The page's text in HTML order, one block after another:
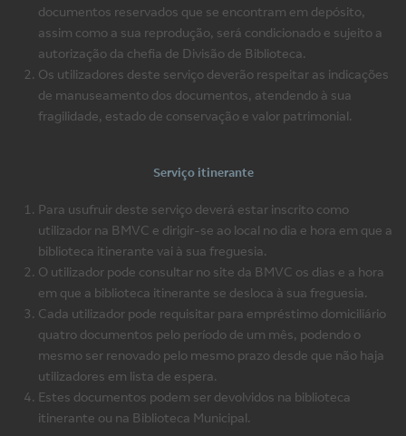
documentos reservados que se encontram em depósito,
assim como a sua reprodução, será condicionado e sujeito a
autorização da chefia de Divisão de Biblioteca.
Os utilizadores deste serviço deverão respeitar as indicações
de manuseamento dos documentos, atendendo à sua
fragilidade, estado de conservação e valor patrimonial.
Serviço itinerante
Para usufruir deste serviço deverá estar inscrito como
utilizador na BMVC e dirigir-se ao local no dia e hora em que a
biblioteca itinerante vai à sua freguesia.
O utilizador pode consultar no site da BMVC os dias e a hora
em que a biblioteca itinerante se desloca à sua freguesia.
Cada utilizador pode requisitar para empréstimo domiciliário
quatro documentos pelo período de um mês, podendo o
mesmo ser renovado pelo mesmo prazo desde que não haja
utilizadores em lista de espera.
Estes documentos podem ser devolvidos na biblioteca
itinerante ou na Biblioteca Municipal.